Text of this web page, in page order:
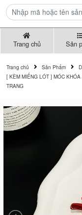
Trang chủ Sản
Trang chủ Sản Phẩm
[ KÈM MIẾNG LÓT ] MÓC
TRANG